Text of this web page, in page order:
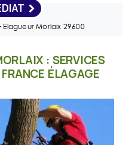
Elagueur Morlaix 29600
: SERVICES
ÉLAGAGE